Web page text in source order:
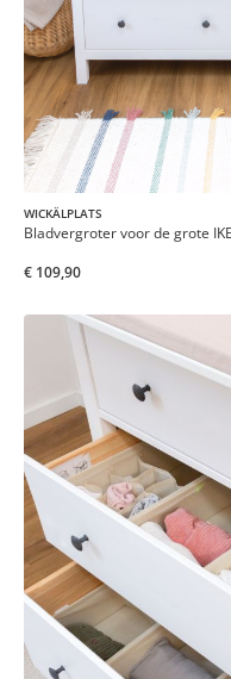
WICKÄLPLATS
€ 109,90